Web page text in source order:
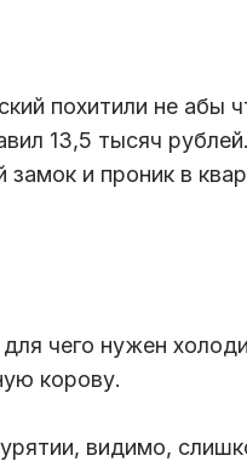
похитили не абы
13,5 тысяч
и проник в
чего нужен
корову.
видимо,